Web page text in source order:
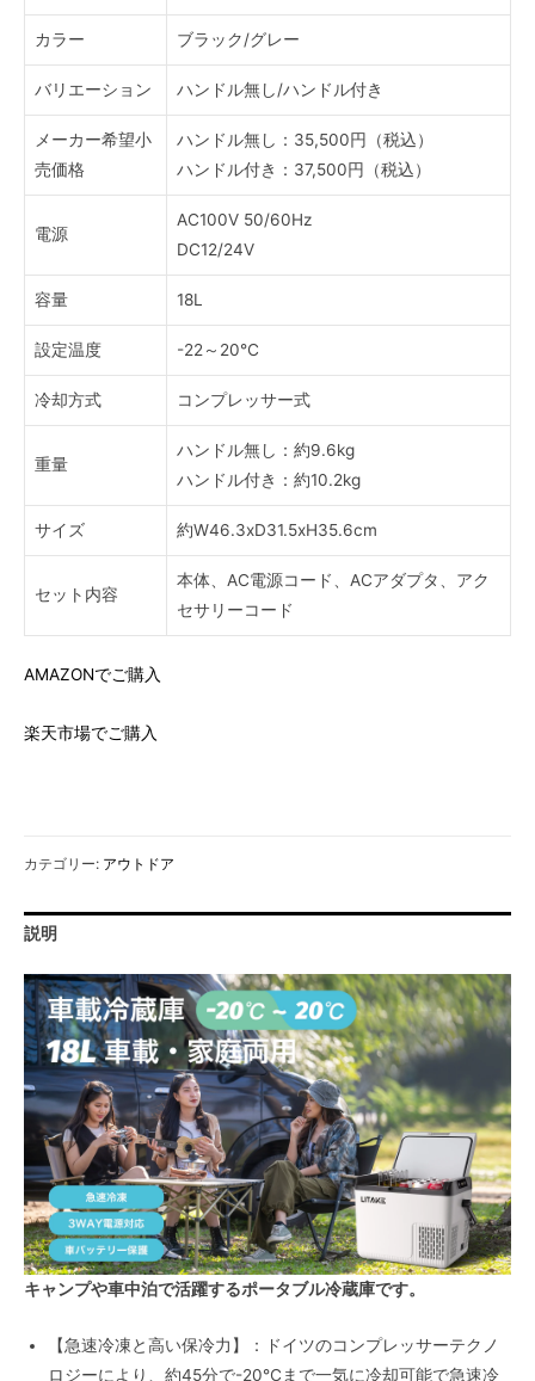
カラー ブラック/グレー
バリエーション ハンドル無し/ハンドル付き
メーカー希望小
売価格
ハンドル無し：35,500円（税込）
ハンドル付き：37,500円（税込）
電源
AC100V 50/60Hz
DC12/24V
容量 18L
設定温度 -22～20℃
冷却方式 コンプレッサー式
重量
ハンドル無し：約9.6kg
ハンドル付き：約10.2kg
サイズ 約W46.3xD31.5xH35.6cm
セット内容
本体、AC電源コード、ACアダプタ、アク
セサリーコード
AMAZONでご購入
楽天市場でご購入
カテゴリー: アウトドア
説明
キャンプや車中泊で活躍するポータブル冷蔵庫です。
【急速冷凍と高い保冷力】：ドイツのコンプレッサーテクノ
ロジーにより、約45分で-20℃まで一気に冷却可能で急速冷